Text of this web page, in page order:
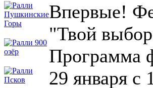
Впервые!
"Твой
Программа
29 января с